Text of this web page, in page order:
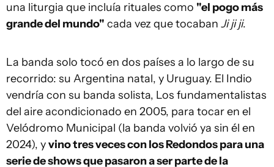
una liturgia que incluía rituales como "el pogo más
grande del mundo" cada vez que tocaban Ji ji ji.
La banda solo tocó en dos países a lo largo de su
recorrido: su Argentina natal, y Uruguay. El Indio
vendría con su banda solista, Los fundamentalistas
del aire acondicionado en 2005, para tocar en el
Velódromo Municipal (la banda volvió ya sin él en
2024), yvino tres veces con los Redondos para una
serie de shows que pasaron a ser parte de la